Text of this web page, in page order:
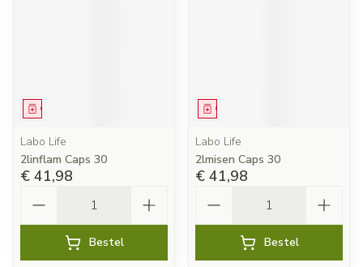
Geneesmiddel
Labo Life
2linflam Caps 30
€ 41,98
Bestel
Geneesmiddel
Labo Life
2lmisen Caps 30
€ 41,98
Bestel